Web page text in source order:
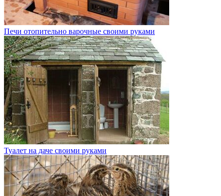
Печи отопительно варочные своими руками
Туалет на даче своими руками